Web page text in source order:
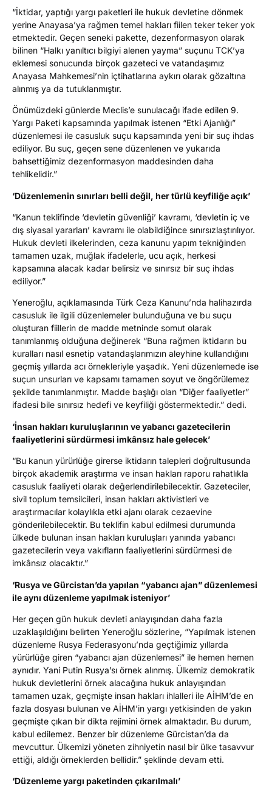
“İktidar, yaptığı yargı paketleri ile hukuk devletine dönmek
yerine Anayasa’ya rağmen temel hakları fiilen teker teker yok
etmektedir. Geçen seneki pakette, dezenformasyon olarak
bilinen “Halkı yanıltıcı bilgiyi alenen yayma” suçunu TCK’ya
eklemesi sonucunda birçok gazeteci ve vatandaşımız
Anayasa Mahkemesi’nin içtihatlarına aykırı olarak gözaltına
alınmış ya da tutuklanmıştır.
Önümüzdeki günlerde Meclis’e sunulacağı ifade edilen 9.
Yargı Paketi kapsamında yapılmak istenen “Etki Ajanlığı”
düzenlemesi ile casusluk suçu kapsamında yeni bir suç ihdas
ediliyor. Bu suç, geçen sene düzenlenen ve yukarıda
bahsettiğimiz dezenformasyon maddesinden daha
tehlikelidir.”
‘Düzenlemenin sınırları belli değil, her türlü keyfiliğe açık’
“Kanun teklifinde ‘devletin güvenliği’ kavramı, ‘devletin iç ve
dış siyasal yararları’ kavramı ile olabildiğince sınırsızlaştırılıyor.
Hukuk devleti ilkelerinden, ceza kanunu yapım tekniğinden
tamamen uzak, muğlak ifadelerle, ucu açık, herkesi
kapsamına alacak kadar belirsiz ve sınırsız bir suç ihdas
ediliyor.”
Yeneroğlu, açıklamasında Türk Ceza Kanunu’nda halihazırda
casusluk ile ilgili düzenlemeler bulunduğuna ve bu suçu
oluşturan fiillerin de madde metninde somut olarak
tanımlanmış olduğuna değinerek “Buna rağmen iktidarın bu
kuralları nasıl esnetip vatandaşlarımızın aleyhine kullandığını
geçmiş yıllarda acı örnekleriyle yaşadık. Yeni düzenlemede ise
suçun unsurları ve kapsamı tamamen soyut ve öngörülemez
şekilde tanımlanmıştır. Madde başlığı olan “Diğer faaliyetler”
ifadesi bile sınırsız hedefi ve keyfiliği göstermektedir.” dedi.
‘İnsan hakları kuruluşlarının ve yabancı gazetecilerin
faaliyetlerini sürdürmesi imkânsız hale gelecek’
“Bu kanun yürürlüğe girerse iktidarın talepleri doğrultusunda
birçok akademik araştırma ve insan hakları raporu rahatlıkla
casusluk faaliyeti olarak değerlendirilebilecektir. Gazeteciler,
sivil toplum temsilcileri, insan hakları aktivistleri ve
araştırmacılar kolaylıkla etki ajanı olarak cezaevine
gönderilebilecektir. Bu teklifin kabul edilmesi durumunda
ülkede bulunan insan hakları kuruluşları yanında yabancı
gazetecilerin veya vakıfların faaliyetlerini sürdürmesi de
imkânsız olacaktır.”
‘Rusya ve Gürcistan’da yapılan “yabancı ajan” düzenlemesi
ile aynı düzenleme yapılmak isteniyor’
Her geçen gün hukuk devleti anlayışından daha fazla
uzaklaşıldığını belirten Yeneroğlu sözlerine, “Yapılmak istenen
düzenleme Rusya Federasyonu’nda geçtiğimiz yıllarda
yürürlüğe giren “yabancı ajan düzenlemesi” ile hemen hemen
aynıdır. Yani Putin Rusya’sı örnek alınmış. Ülkemiz demokratik
hukuk devletlerini örnek alacağına hukuk anlayışından
tamamen uzak, geçmişte insan hakları ihlalleri ile AİHM’de en
fazla dosyası bulunan ve AİHM’in yargı yetkisinden de yakın
geçmişte çıkan bir dikta rejimini örnek almaktadır. Bu durum,
kabul edilemez. Benzer bir düzenleme Gürcistan’da da
mevcuttur. Ülkemizi yöneten zihniyetin nasıl bir ülke tasavvur
ettiği, aldığı örneklerden bellidir.” şeklinde devam etti.
‘Düzenleme yargı paketinden çıkarılmalı’